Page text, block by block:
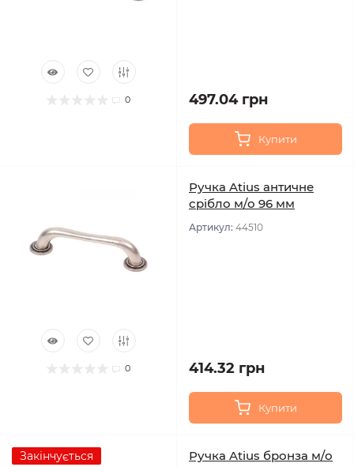
0 497.04 грн
Купити
0
Ручка Atius античне
срібло м/о 96 мм
Артикул: 44510
414.32 грн
Купити
Закінчується
Ручка Atius бронза м/о